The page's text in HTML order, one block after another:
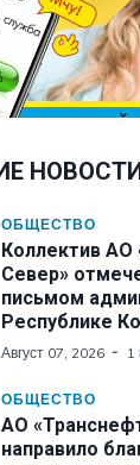
ОБЩЕСТВО
Коллектив АО
Север»
письмом
Республике
Август 07, 2026 1
ОБЩЕСТВО
АО
направило